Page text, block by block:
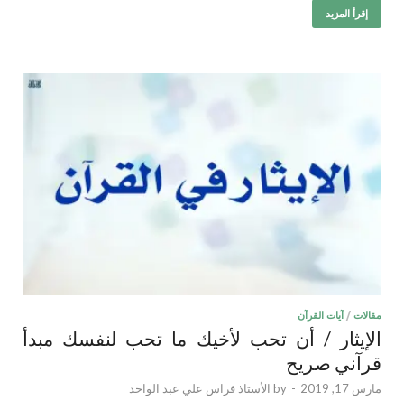
إقرأ المزيد
مقالات / آيات القرآن
الإيثار / أن تحب لأخيك ما تحب لنفسك مبدأ
قرآني صريح
مارس 17, 2019 -
by الأستاذ فراس علي عبد الواحد